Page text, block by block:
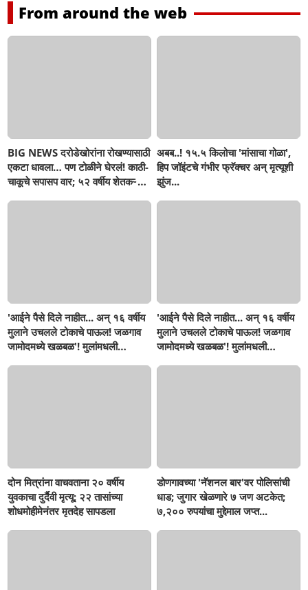
From around the web
BIG NEWS दरोडेखोरांना रोखण्यासाठी
एकटा धावला… पण टोळीने घेरलं! काठी-
चाकूचे सपासप वार; ५२ वर्षीय शेतकऱ्याचा
अबब..! १५.५ किलोचा 'मांसाचा गोळा',
हिप जॉइंटचे गंभीर फ्रॅक्चर अन् मृत्यूशी
झुंज...
'आईने पैसे दिले नाहीत... अन् १६ वर्षीय
मुलाने उचलले टोकाचे पाऊल! जळगाव
जामोदमध्ये खळबळ'! मुलांमधली
'आईने पैसे दिले नाहीत... अन् १६ वर्षीय
मुलाने उचलले टोकाचे पाऊल! जळगाव
जामोदमध्ये खळबळ'! मुलांमधली
दोन मित्रांना वाचवताना २० वर्षीय
युवकाचा दुर्दैवी मृत्यू; २२ तासांच्या
शोधमोहीमेनंतर मृतदेह सापडला
डोणगावच्या 'नॅशनल बार'वर पोलिसांची
धाड; जुगार खेळणारे ७ जण अटकेत;
७,२०० रुपयांचा मुद्देमाल जप्त...